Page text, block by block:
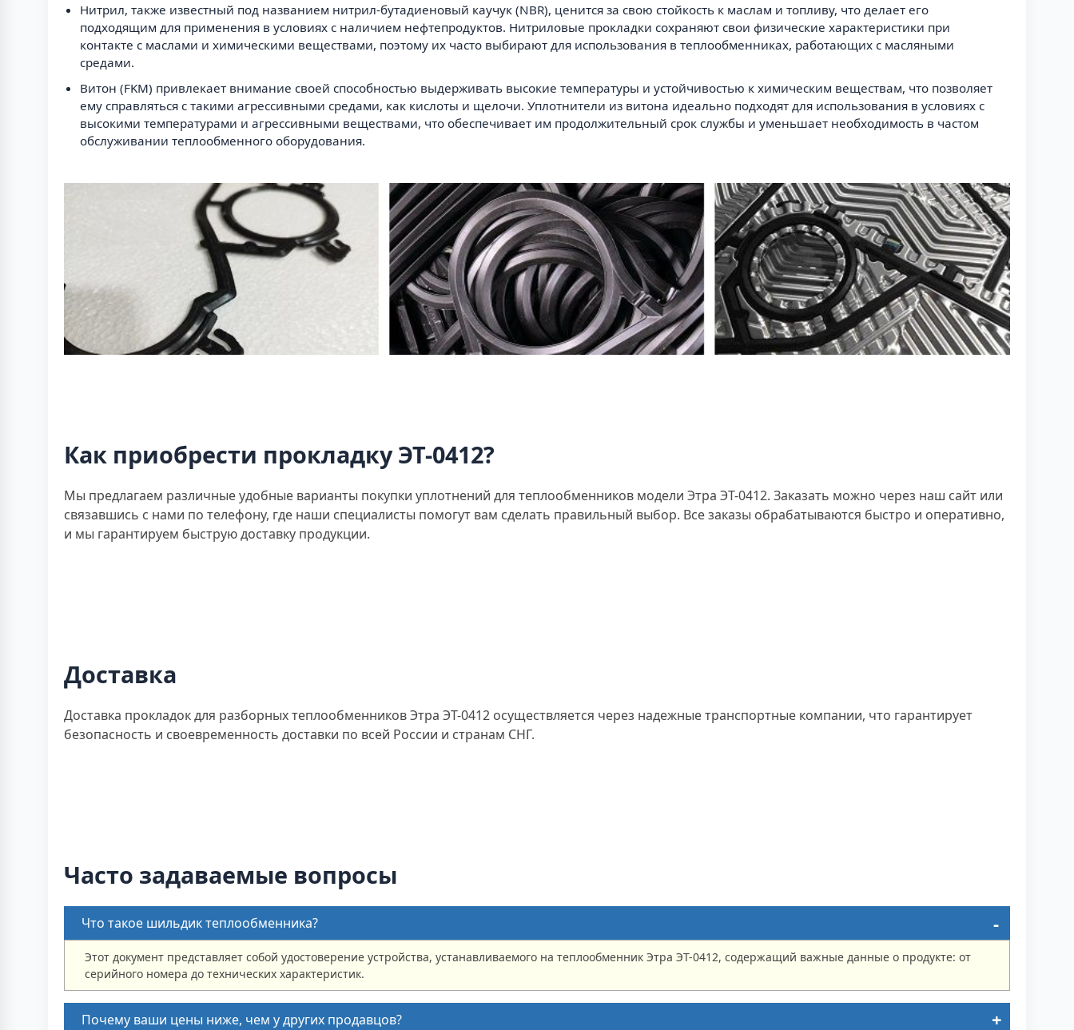
Нитрил, также известный под названием нитрил-бутадиеновый каучук (NBR), ценится за свою стойкость к маслам и топливу, что делает его
подходящим для применения в условиях с наличием нефтепродуктов. Нитриловые прокладки сохраняют свои физические характеристики при
контакте с маслами и химическими веществами, поэтому их часто выбирают для использования в теплообменниках, работающих с масляными
средами.
Витон (FKM) привлекает внимание своей способностью выдерживать высокие температуры и устойчивостью к химическим веществам, что позволяет
ему справляться с такими агрессивными средами, как кислоты и щелочи. Уплотнители из витона идеально подходят для использования в условиях с
высокими температурами и агрессивными веществами, что обеспечивает им продолжительный срок службы и уменьшает необходимость в частом
обслуживании теплообменного оборудования.
Как приобрести прокладку ЭТ-0412?
Мы предлагаем различные удобные варианты покупки уплотнений для теплообменников модели Этра ЭТ-0412. Заказать можно через наш сайт или
связавшись с нами по телефону, где наши специалисты помогут вам сделать правильный выбор. Все заказы обрабатываются быстро и оперативно,
и мы гарантируем быструю доставку продукции.
Доставка
Доставка прокладок для разборных теплообменников Этра ЭТ-0412 осуществляется через надежные транспортные компании, что гарантирует
безопасность и своевременность доставки по всей России и странам СНГ.
Часто задаваемые вопросы
Что такое шильдик теплообменника?
Этот документ представляет собой удостоверение устройства, устанавливаемого на теплообменник Этра ЭТ-0412, содержащий важные данные о продукте: от
серийного номера до технических характеристик.
Почему ваши цены ниже, чем у других продавцов?